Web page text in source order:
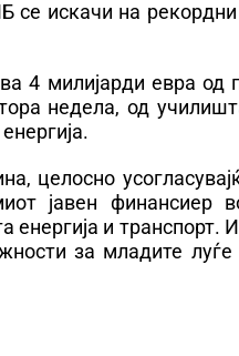
се искачи на
4 милијарди евра од
недела, од
целосно
јавен финансиер
енергија и транспорт.
за младите